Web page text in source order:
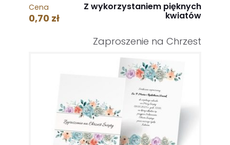
Cena
0,70 zł
Z wykorzystaniem pięknych
kwiatów
Zaproszenie na Chrzest